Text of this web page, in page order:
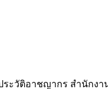
ระวัติอาชญากร สำนัก